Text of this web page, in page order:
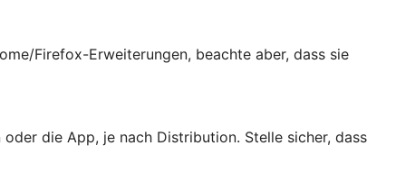
Firefox-Erweiterungen, beachte aber, dass sie
die App, je nach Distribution. Stelle sicher, dass